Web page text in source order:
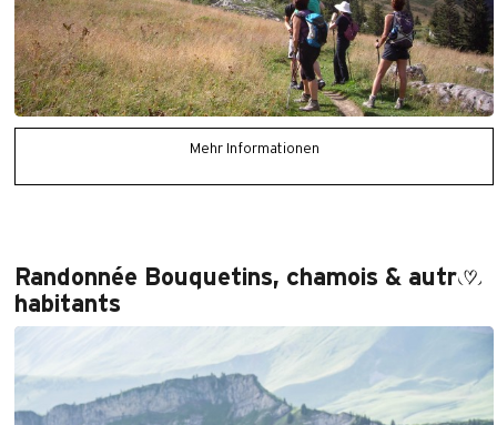
Mehr Informationen
Randonnée Bouquetins, chamois & autres
habitants